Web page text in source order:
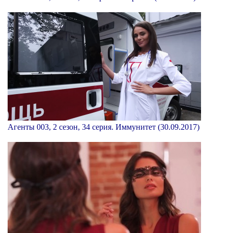
Агенты 003, 2 сезон, 34 серия. Иммунитет (30.09.2017)